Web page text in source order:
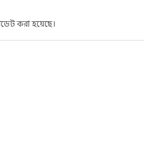
করা হয়েছে।